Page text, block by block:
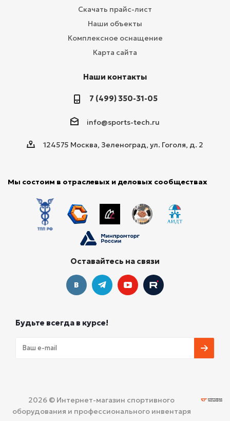
Скачать прайс-лист
Наши объекты
Комплексное оснащение
Карта сайта
Наши контакты
7 (499) 350-31-05
info@sports-tech.ru
124575 Москва, Зеленоград, ул. Гоголя, д. 2
Мы состоим в отраслевых и деловых сообществах
Оставайтесь на связи
Будьте всегда в курсе!
2026 © Интернет-магазин спортивного
оборудования и профессионального инвентаря